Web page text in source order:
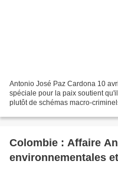
Antonio José Paz Cardona 10
spéciale pour la paix soutient
plutôt de schémas macro-
Colombie : Affaire
environnementales